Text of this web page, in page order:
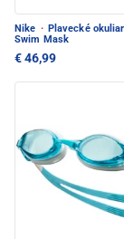
Nike · Plavecké
Swim Mask
€ 46,99